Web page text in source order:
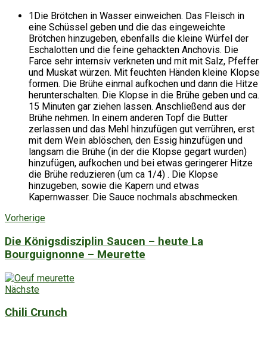
1Die Brötchen in Wasser einweichen. Das Fleisch in
eine Schüssel geben und die das eingeweichte
Brötchen hinzugeben, ebenfalls die kleine Würfel der
Eschalotten und die feine gehackten Anchovis. Die
Farce sehr internsiv verkneten und mit mit Salz, Pfeffer
und Muskat würzen. Mit feuchten Händen kleine Klopse
formen. Die Brühe einmal aufkochen und dann die Hitze
herunterschalten. Die Klopse in die Brühe geben und ca.
15 Minuten gar ziehen lassen. Anschließend aus der
Brühe nehmen. In einem anderen Topf die Butter
zerlassen und das Mehl hinzufügen gut verrühren, erst
mit dem Wein ablöschen, den Essig hinzufügen und
langsam die Brühe (in der die Klopse gegart wurden)
hinzufügen, aufkochen und bei etwas geringerer Hitze
die Brühe reduzieren (um ca 1/4) . Die Klopse
hinzugeben, sowie die Kapern und etwas
Kapernwasser. Die Sauce nochmals abschmecken.
Vorherige
Die Königsdisziplin Saucen – heute La
Bourguignonne – Meurette
Nächste
Chili Crunch